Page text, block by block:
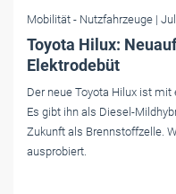
Mobilität - Nutzfahrzeuge |
Toyota Hilux:
Elektrodebüt
Der neue Toyota Hilux ist
Es gibt ihn als Diesel-
Zukunft als Brennstoffzelle.
ausprobiert.